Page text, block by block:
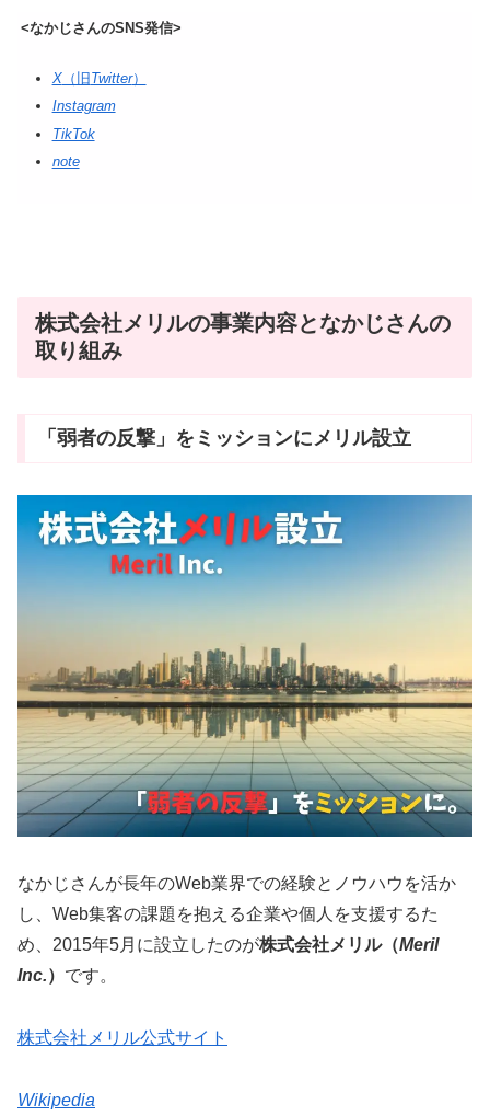
<なかじさんのSNS発信>
X（旧Twitter）
Instagram
TikTok
note
株式会社メリルの事業内容となかじさんの
取り組み
「弱者の反撃」をミッションにメリル設立
なかじさんが長年のWeb業界での経験とノウハウを活か
し、Web集客の課題を抱える企業や個人を支援するた
め、2015年5月に設立したのが株式会社メリル（Meril
Inc.） です。
株式会社メリル公式サイト
Wikipedia